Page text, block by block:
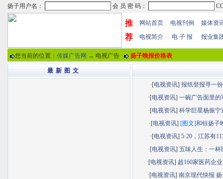
推
荐
网站首页 电视刊例
媒体资
电视简介
电 子 报 报业集
您当前的位置： 传媒广告网 → 电视广告 扬子晚报价格表
·[电视资讯] 报纸登报寻一份
·[电视资讯]一碗广告面里的
·[电视资讯]科学巨星杨振宁
·[电视资讯] [图文]和钰扬子
·[电视资讯]5·20，江苏有
·[电视资讯]五味人生：一杯
·[电视资讯] 超160家医药企
·[电视资讯] 南京现代快报 扬
最 新 图 文